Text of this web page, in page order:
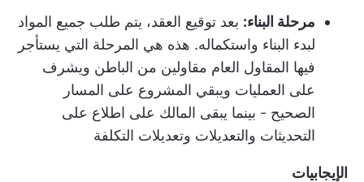
مرحلة البناء: بعد توقيع العقد، يتم طلب جميع المواد
لبدء البناء واستكماله. هذه هي المرحلة التي يستأجر
فيها المقاول العام مقاولين من الباطن ويشرف
على العمليات ويبقي المشروع على المسار
الصحيح - بينما يبقى المالك على اطلاع على
التحديثات والتعديلات وتعديلات التكلفة
الإيجابيات